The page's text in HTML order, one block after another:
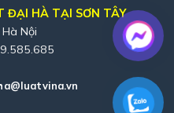
ĐẠI HÀ TẠI SƠN TÂY
Nội